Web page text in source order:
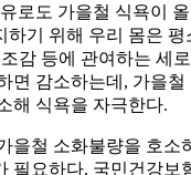
로도 가을철 식욕이
하기 위해 우리 몸은 평
감 등에 관여하는 세
면 감소하는데, 가을철
해 식욕을 자극한다.
을철 소화불량을 호소
필요하다. 국민건강보